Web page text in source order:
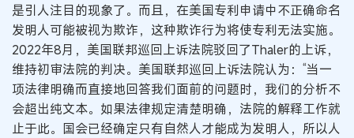
是引人注目的现象了。而且，在美国专利申请中不正确命名
发明人可能被视为欺诈，这种欺诈行为将使专利无法实施。
2022年8月，美国联邦巡回上诉法院驳回了Thaler的上诉，
维持初审法院的判决。美国联邦巡回上诉法院认为：“当一
项法律明确而直接地回答我们面前的问题时，我们的分析不
会超出纯文本。如果法律规定清楚明确，法院的解释工作就
止于此。国会已经确定只有自然人才能成为发明人，所以人